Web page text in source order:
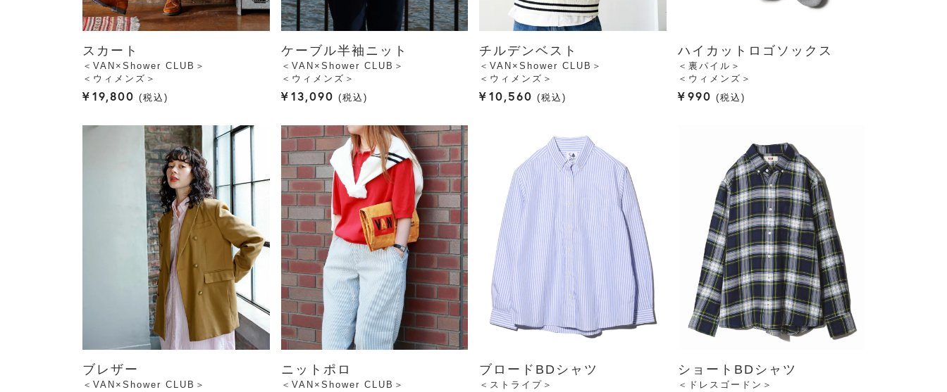
スカート
＜VAN×Shower CLUB＞
＜ウィメンズ＞
¥19,800 税込
ケーブル半袖ニット
＜VAN×Shower CLUB＞
＜ウィメンズ＞
¥13,090 税込
チルデンベスト
＜VAN×Shower CLUB＞
＜ウィメンズ＞
¥10,560 税込
ハイカットロゴソックス
＜裏パイル＞
＜ウィメンズ＞
¥990 税込
ブレザー
＜VAN×Shower CLUB＞
ニットポロ
＜VAN×Shower CLUB＞
ブロードBDシャツ
＜ストライプ＞
ショートBDシャツ
＜ドレスゴードン＞